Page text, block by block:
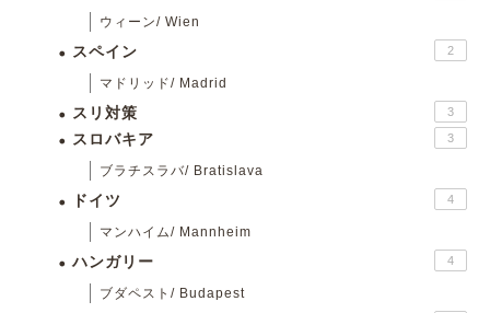
ウィーン/ Wien
スペイン 2
マドリッド/ Madrid
スリ対策 3
スロバキア 3
ブラチスラバ/ Bratislava
ドイツ 4
マンハイム/ Mannheim
ハンガリー 4
ブダペスト/ Budapest